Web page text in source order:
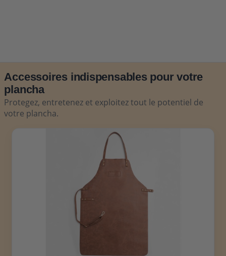
Accessoires indispensables pour votre
plancha
Protegez, entretenez et exploitez tout le potentiel de
votre plancha.